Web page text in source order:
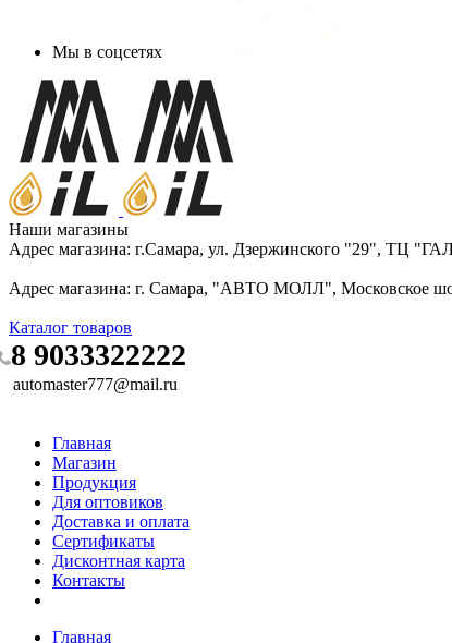
Мы в соцсетях
Наши магазины
Адрес магазина: г.Самара, ул. Дзержинского "29", ТЦ
Адрес магазина: г. Самара, "АВТО МОЛЛ", Московское
Каталог товаров
8 9033322222
automaster777@mail.ru
Главная
Магазин
Продукция
Для оптовиков
Доставка и оплата
Сертификаты
Дисконтная карта
Контакты
Главная